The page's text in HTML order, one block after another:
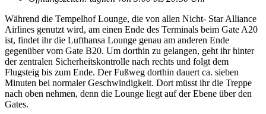
Während die Tempelhof Lounge, die von allen Nicht- Star Alliance
Airlines genutzt wird, am einen Ende des Terminals beim Gate A20
ist, findet ihr die Lufthansa Lounge genau am anderen Ende
gegenüber vom Gate B20. Um dorthin zu gelangen, geht ihr hinter
der zentralen Sicherheitskontrolle nach rechts und folgt dem
Flugsteig bis zum Ende. Der Fußweg dorthin dauert ca. sieben
Minuten bei normaler Geschwindigkeit. Dort müsst ihr die Treppe
nach oben nehmen, denn die Lounge liegt auf der Ebene über den
Gates.